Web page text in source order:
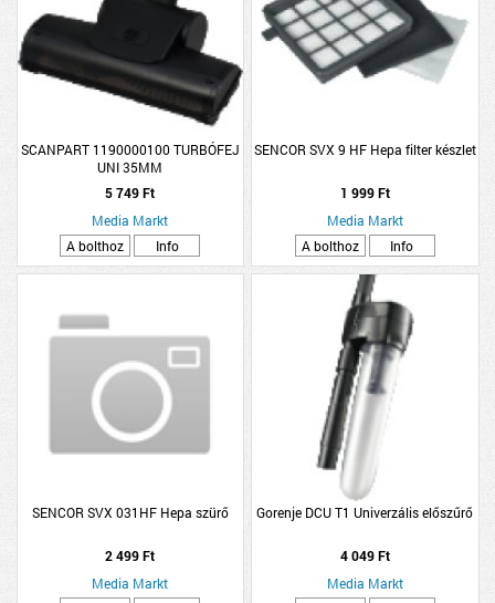
SCANPART 1190000100 TURBÓFEJ
UNI 35MM
5 749 Ft
Media Markt
A bolthoz
Info
SENCOR SVX 9 HF Hepa filter készlet
1 999 Ft
Media Markt
A bolthoz
Info
SENCOR SVX 031HF Hepa szürő
2 499 Ft
Media Markt
Gorenje DCU T1 Univerzális előszűrő
4 049 Ft
Media Markt